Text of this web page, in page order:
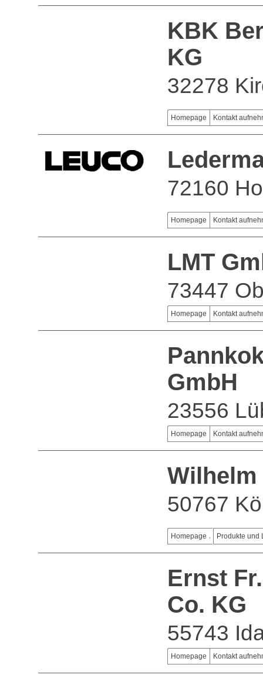
KBK
KG
32278
Homepage Kontakt
72160
Homepage Kontakt
LMT
73447
Homepage Kontakt
GmbH
23556
Homepage Kontakt
50767
Homepage Produkte und
Ernst
Co. KG
55743
Homepage Kontakt